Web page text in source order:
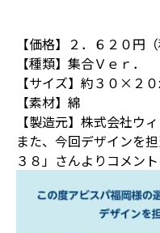
【価格】２．６２０円（
【種類】集合Ｖｅｒ．
【サイズ】約３０×２
【素材】綿
【製造元】株式会社ウ
また、今回デザインを
３８」さんよりコメン